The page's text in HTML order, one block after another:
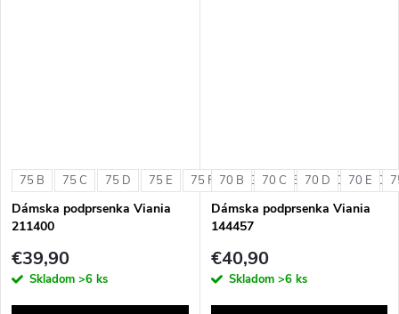
75 B 75 C 75 D 75 E 75 F 75 G 80 B 80 C 80 D
Dámska podprsenka Viania
211400
€39,90
Skladom >6 ks
70 B 70 C 70 D 70 E
Dámska podprsenka Viania
144457
€40,90
Skladom >6 ks